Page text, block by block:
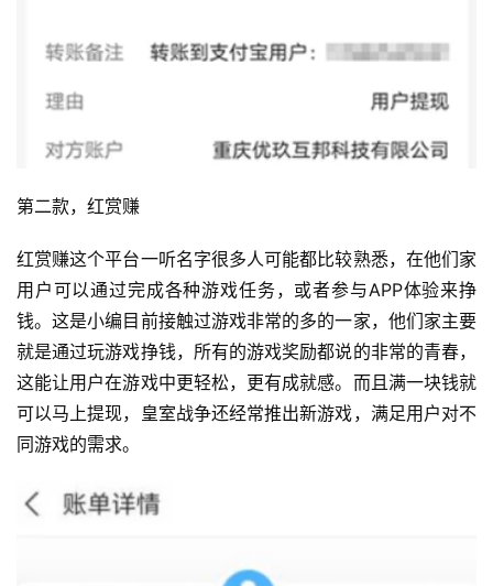
第二款，红赏赚
红赏赚这个平台一听名字很多人可能都比较熟悉，在他们家
用户可以通过完成各种游戏任务，或者参与APP体验来挣
钱。这是小编目前接触过游戏非常的多的一家，他们家主要
就是通过玩游戏挣钱，所有的游戏奖励都说的非常的青春，
这能让用户在游戏中更轻松，更有成就感。而且满一块钱就
可以马上提现，皇室战争还经常推出新游戏，满足用户对不
同游戏的需求。